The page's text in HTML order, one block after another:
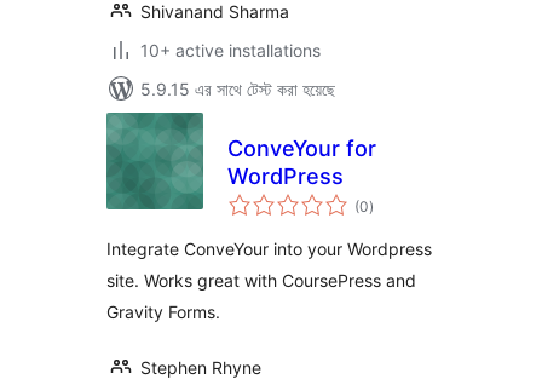
Shivanand Sharma
10+ active installations
5.9.15 এর সাথে টেস্ট করা হয়েছে
ConveYour for
WordPress
(0total
ratings
)
Integrate ConveYour into your Wordpress
site. Works great with CoursePress and
Gravity Forms.
Stephen Rhyne